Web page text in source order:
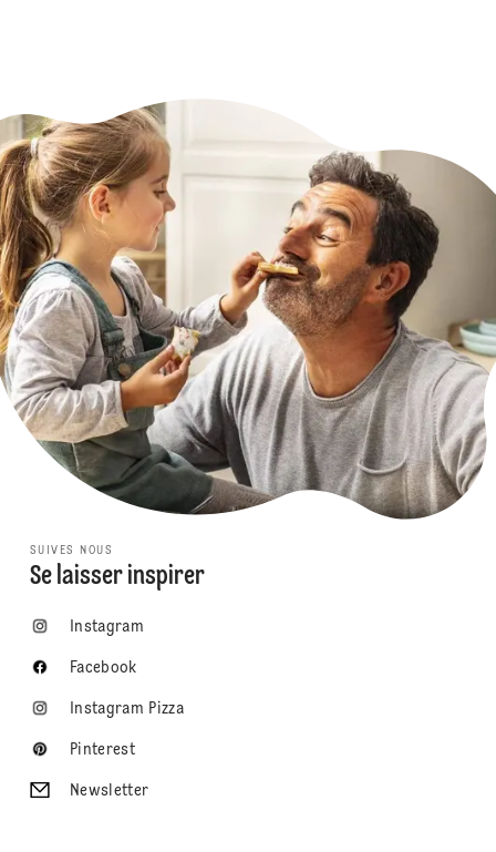
SUIVES NOUS
Se laisser inspirer
Instagram
Facebook
Instagram Pizza
Pinterest
Newsletter